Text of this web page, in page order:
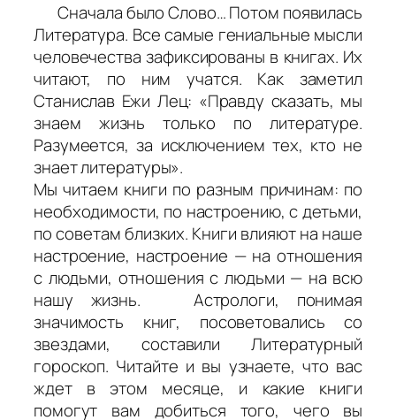
Сначала было Слово… Потом появилась
Литература. Все самые гениальные мысли
человечества зафиксированы в книгах. Их
читают, по ним учатся. Как заметил
Станислав Ежи Лец: «Правду сказать, мы
знаем жизнь только по литературе.
Разумеется, за исключением тех, кто не
знает литературы».
Мы читаем книги по разным причинам: по
необходимости, по настроению, с детьми,
по советам близких. Книги влияют на наше
настроение, настроение — на отношения
с людьми, отношения с людьми — на всю
нашу жизнь. Астрологи, понимая
значимость книг, посоветовались со
звездами, составили Литературный
гороскоп. Читайте и вы узнаете, что вас
ждет в этом месяце, и какие книги
помогут вам добиться того, чего вы